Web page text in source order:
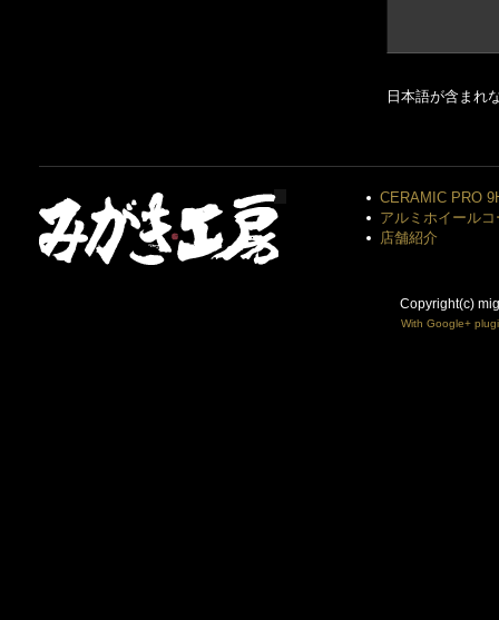
日本語が含まれ
CERAMIC PRO
アルミホイール
店舗紹介
Copyright(c)
With Google+